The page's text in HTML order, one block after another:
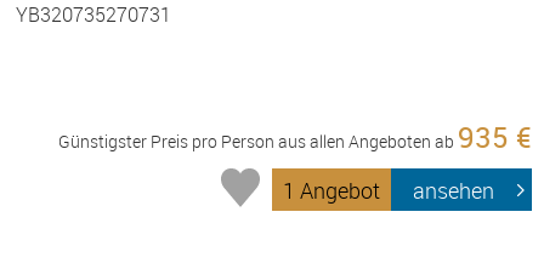
YB320735270731
Günstigster Preis pro Person aus allen Angeboten ab 935 €
1 Angebot ansehen